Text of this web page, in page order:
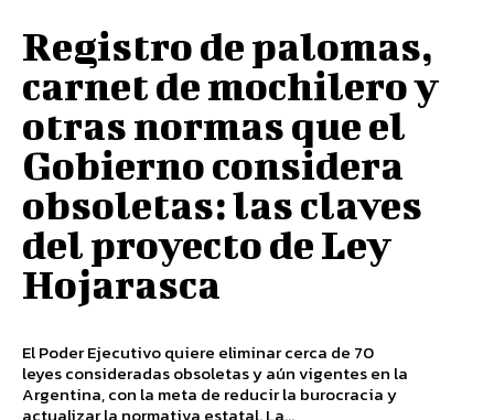
Registro de palomas,
carnet de mochilero y
otras normas que el
Gobierno considera
obsoletas: las claves
del proyecto de Ley
Hojarasca
El Poder Ejecutivo quiere eliminar cerca de 70
leyes consideradas obsoletas y aún vigentes en la
Argentina, con la meta de reducir la burocracia y
actualizar la normativa estatal. La...